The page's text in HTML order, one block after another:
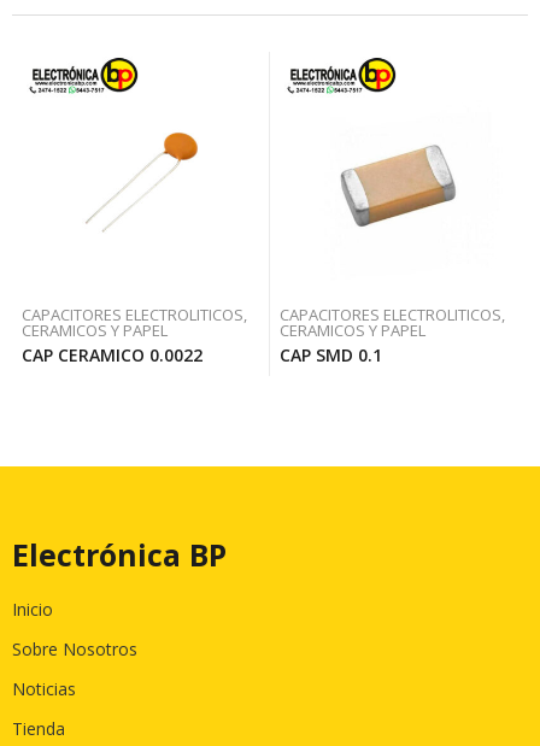
CAPACITORES ELECTROLITICOS,
CERAMICOS Y PAPEL
CAP CERAMICO 0.0022
CAPACITORES ELECTROLITICOS,
CERAMICOS Y PAPEL
CAP SMD 0.1
Electrónica BP
Inicio
Sobre Nosotros
Noticias
Tienda